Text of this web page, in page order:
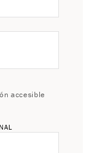
accesible